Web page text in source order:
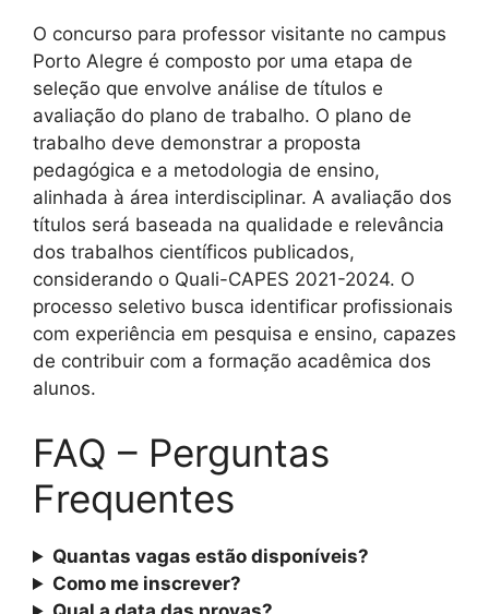
O concurso para professor visitante no campus
Porto Alegre é composto por uma etapa de
seleção que envolve análise de títulos e
avaliação do plano de trabalho. O plano de
trabalho deve demonstrar a proposta
pedagógica e a metodologia de ensino,
alinhada à área interdisciplinar. A avaliação dos
títulos será baseada na qualidade e relevância
dos trabalhos científicos publicados,
considerando o Quali-CAPES 2021-2024. O
processo seletivo busca identificar profissionais
com experiência em pesquisa e ensino, capazes
de contribuir com a formação acadêmica dos
alunos.
FAQ – Perguntas
Frequentes
Quantas vagas estão disponíveis?
Como me inscrever?